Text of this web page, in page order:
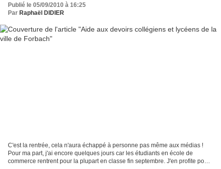
Publié le 05/09/2010 à 16:25
Par Raphaël DIDIER
C'est la rentrée, cela n'aura échappé à personne pas même aux médias !
Pour ma part, j'ai encore quelques jours car les étudiants en école de
commerce rentrent pour la plupart en classe fin septembre. J'en profite pour